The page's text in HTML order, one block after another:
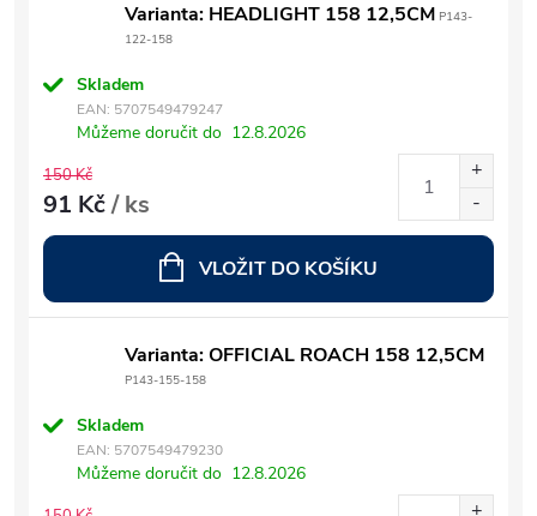
Varianta: HEADLIGHT 158 12,5CM P143-
122-158
Skladem
EAN: 5707549479247
Můžeme doručit do 12.8.2026
150 Kč
91 Kč/ ks
VLOŽIT DO KOŠÍKU
Varianta: OFFICIAL ROACH 158 12,5CM
P143-155-158
Skladem
EAN: 5707549479230
Můžeme doručit do 12.8.2026